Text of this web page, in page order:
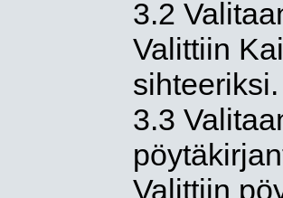
3.2
Valittiin
sihteeriksi.
3.3
Valittiin